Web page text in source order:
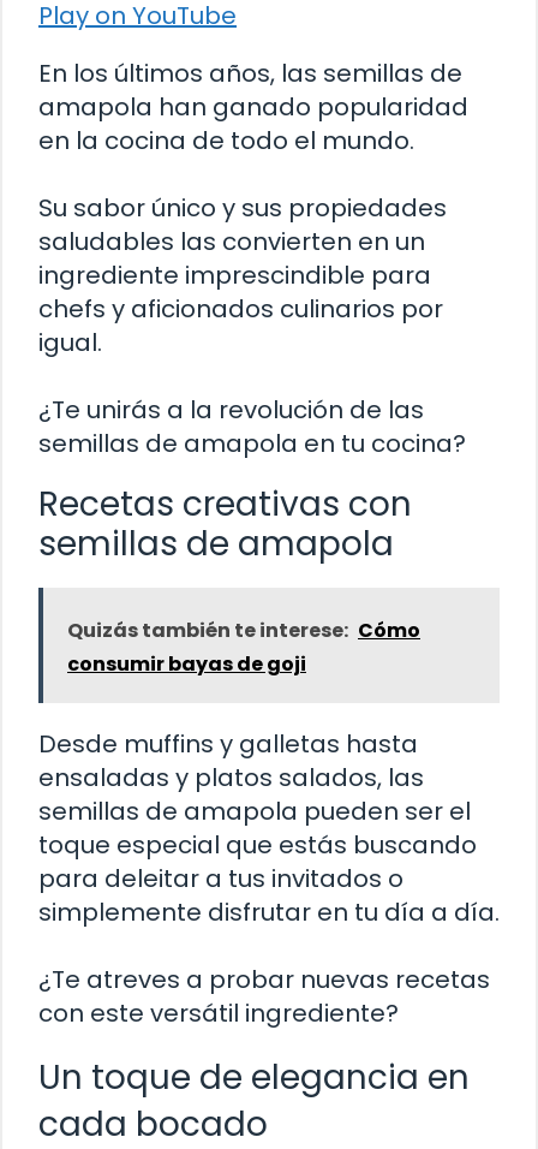
Play on YouTube
En los últimos años, las semillas de
amapola han ganado popularidad
en la cocina de todo el mundo.
Su sabor único y sus propiedades
saludables las convierten en un
ingrediente imprescindible para
chefs y aficionados culinarios por
igual.
¿Te unirás a la revolución de las
semillas de amapola en tu cocina?
Recetas creativas con
semillas de amapola
Quizás también te interese: Cómo
consumir bayas de goji
Desde muffins y galletas hasta
ensaladas y platos salados, las
semillas de amapola pueden ser el
toque especial que estás buscando
para deleitar a tus invitados o
simplemente disfrutar en tu día a día.
¿Te atreves a probar nuevas recetas
con este versátil ingrediente?
Un toque de elegancia en
cada bocado